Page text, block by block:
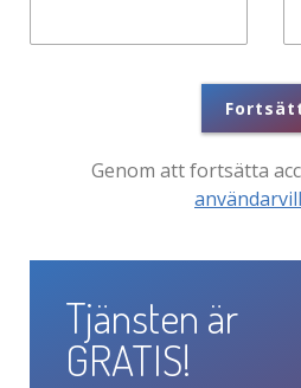
Genom att fortsätta
Tjänsten är
GRATIS!